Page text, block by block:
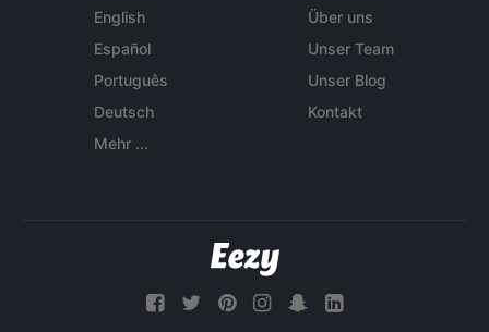
English
Español
Português
Deutsch
Mehr ...
Über uns
Unser Team
Unser Blog
Kontakt